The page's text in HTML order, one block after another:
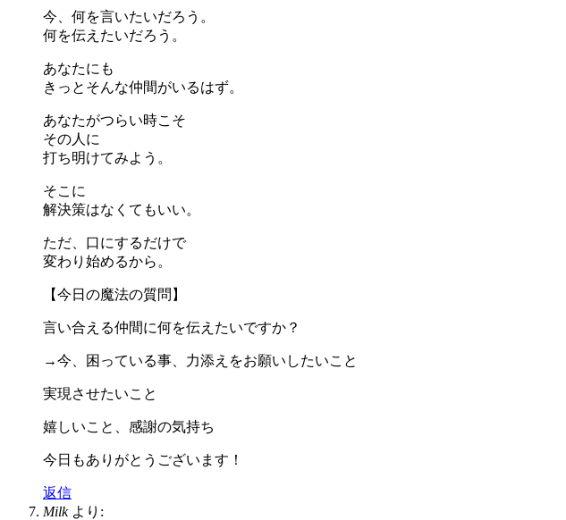
今、何を言いたいだろう。
何を伝えたいだろう。
あなたにも
きっとそんな仲間がいるはず。
あなたがつらい時こそ
その人に
打ち明けてみよう。
そこに
解決策はなくてもいい。
ただ、口にするだけで
変わり始めるから。
【今日の魔法の質問】
言い合える仲間に何を伝えたいですか？
→今、困っている事、力添えをお願いしたいこと
実現させたいこと
嬉しいこと、感謝の気持ち
今日もありがとうございます！
返信
Milk より: